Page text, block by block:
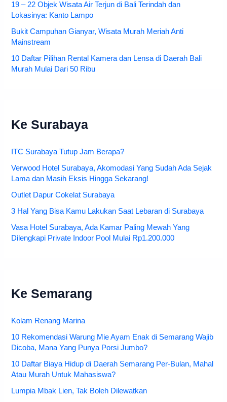
19 – 22 Objek Wisata Air Terjun di Bali Terindah dan
Lokasinya: Kanto Lampo
Bukit Campuhan Gianyar, Wisata Murah Meriah Anti
Mainstream
10 Daftar Pilihan Rental Kamera dan Lensa di Daerah Bali
Murah Mulai Dari 50 Ribu
Ke Surabaya
ITC Surabaya Tutup Jam Berapa?
Verwood Hotel Surabaya, Akomodasi Yang Sudah Ada Sejak
Lama dan Masih Eksis Hingga Sekarang!
Outlet Dapur Cokelat Surabaya
3 Hal Yang Bisa Kamu Lakukan Saat Lebaran di Surabaya
Vasa Hotel Surabaya, Ada Kamar Paling Mewah Yang
Dilengkapi Private Indoor Pool Mulai Rp1.200.000
Ke Semarang
Kolam Renang Marina
10 Rekomendasi Warung Mie Ayam Enak di Semarang Wajib
Dicoba, Mana Yang Punya Porsi Jumbo?
10 Daftar Biaya Hidup di Daerah Semarang Per-Bulan, Mahal
Atau Murah Untuk Mahasiswa?
Lumpia Mbak Lien, Tak Boleh Dilewatkan